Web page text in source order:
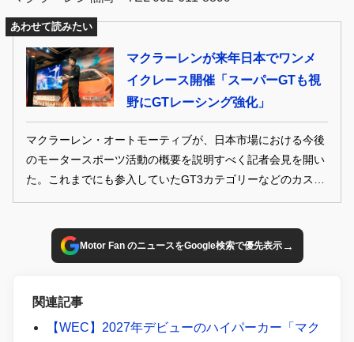
あわせて読みたい
マクラーレンが来年日本でワンメ
イクレース開催「スーパーGTも視
野にGTレーシング強化」
マクラーレン・オートモーティブが、日本市場における今後
のモータースポーツ活動の概要を説明すべく記者会見を開い
た。これまでにも参入していたGT3カテゴリーなどのカスタ
マーレーシングを軸に、ワンメイクレース「マクラーレン・
を視野に入れた戦略が明らかとなった。
Motor Fan のニュースをGoogle検索で優先表示→
関連記事
【WEC】2027年デビューのハイパーカー「マク